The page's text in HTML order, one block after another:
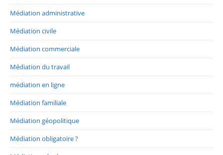
Médiation administrative
Médiation civile
Médiation commerciale
Médiation du travail
médiation en ligne
Médiation familiale
Médiation géopolitique
Médiation obligatoire ?